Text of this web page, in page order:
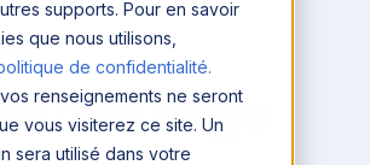
supports. Pour en savoir
que nous utilisons,
de confidentialité.
renseignements ne seront
vous visiterez ce site. Un
sera utilisé dans votre